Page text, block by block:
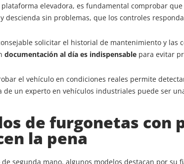
plataforma elevadora, es fundamental comprobar
descienda sin problemas, que los controles
solicitar el historial de mantenimiento y las
documentación al día es indispensable para evitar
el vehículo en condiciones reales permite
de un experto en vehículos industriales puede ser
de furgonetas con
la pena
de segunda mano, algunos modelos destacan por su